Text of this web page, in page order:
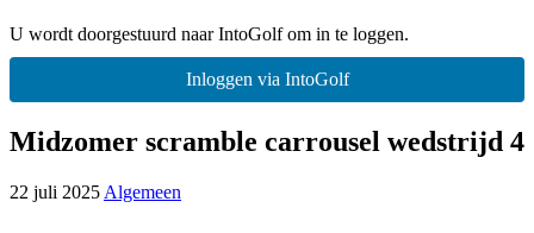
U wordt doorgestuurd naar IntoGolf om in te loggen.
Inloggen via IntoGolf
Midzomer scramble carrousel wedstrijd 4
22 juli 2025 Algemeen